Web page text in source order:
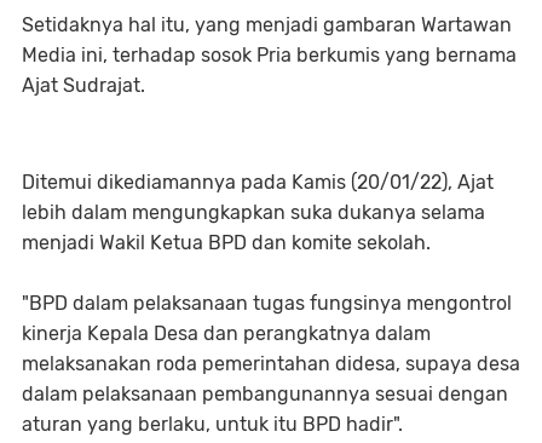
Setidaknya hal itu, yang menjadi gambaran Wartawan
Media ini, terhadap sosok Pria berkumis yang bernama
Ajat Sudrajat.
Ditemui dikediamannya pada Kamis (20/01/22), Ajat
lebih dalam mengungkapkan suka dukanya selama
menjadi Wakil Ketua BPD dan komite sekolah.
"BPD dalam pelaksanaan tugas fungsinya mengontrol
kinerja Kepala Desa dan perangkatnya dalam
melaksanakan roda pemerintahan didesa, supaya desa
dalam pelaksanaan pembangunannya sesuai dengan
aturan yang berlaku, untuk itu BPD hadir".